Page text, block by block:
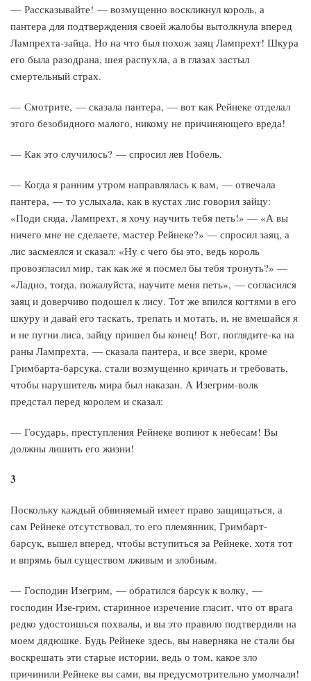
— Рассказывайте! — возмущенно воскликнул король, а
пантера для подтверждения своей жалобы вытолкнула вперед
Лампрехта-зайца. Но на что был похож заяц Лампрехт! Шкура
его была разодрана, шея распухла, а в глазах застыл
смертельный страх.
— Смотрите, — сказала пантера, — вот как Рейнеке отделал
этого безобидного малого, никому не причиняющего вреда!
— Как это случилось? — спросил лев Нобель.
— Когда я ранним утром направлялась к вам, — отвечала
пантера, — то услыхала, как в кустах лис говорил зайцу:
«Поди сюда, Лампрехт, я хочу научить тебя петь!» — «А вы
ничего мне не сделаете, мастер Рейнеке?» — спросил заяц, а
лис засмеялся и сказал: «Ну с чего бы это, ведь король
провозгласил мир, так как же я посмел бы тебя тронуть?» —
«Ладно, тогда, пожалуйста, научите меня петь», — согласился
заяц и доверчиво подошел к лису. Тот же впился когтями в его
шкуру и давай его таскать, трепать и мотать, и, не вмешайся я
и не пугни лиса, зайцу пришел бы конец! Вот, поглядите-ка на
раны Лампрехта, — сказала пантера, и все звери, кроме
Гримбарта-барсука, стали возмущенно кричать и требовать,
чтобы нарушитель мира был наказан. А Изегрим-волк
предстал перед королем и сказал:
— Государь, преступления Рейнеке вопиют к небесам! Вы
должны лишить его жизни!
3
Поскольку каждый обвиняемый имеет право защищаться, а
сам Рейнеке отсутствовал, то его племянник, Гримбарт-
барсук, вышел вперед, чтобы вступиться за Рейнеке, хотя тот
и впрямь был существом лживым и злобным.
— Господин Изегрим, — обратился барсук к волку, —
господин Изе-грим, старинное изречение гласит, что от врага
редко удостоишься похвалы, и вы это правило подтвердили на
моем дядюшке. Будь Рейнеке здесь, вы наверняка не стали бы
воскрешать эти старые истории, ведь о том, какое зло
причинили Рейнеке вы сами, вы предусмотрительно умолчали!